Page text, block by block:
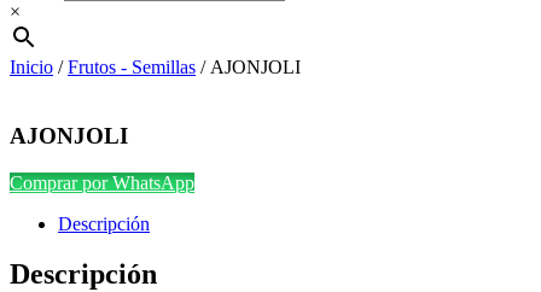
×
Inicio /Frutos - Semillas / AJONJOLI
AJONJOLI
Comprar por WhatsApp
Descripción
Descripción